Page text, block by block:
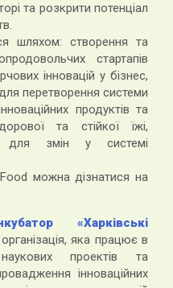
та розкрити потенціал
шляхом: створення та
стартапів
інновацій у бізнес,
перетворення системи
продуктів та
та стійкої їжі,
для змін у системі
можна дізнатися на
«Харківські
яка працює в
наукових проектів та
інноваційних